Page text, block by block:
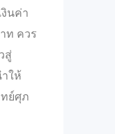
นค่า
ท ควร
สู่
ให้
ย์ศุภ